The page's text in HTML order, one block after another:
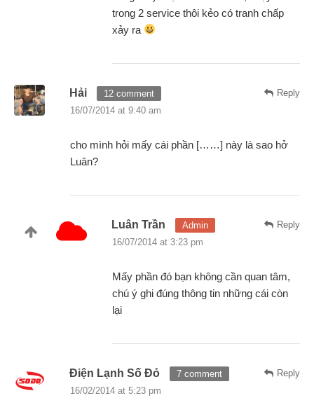
trong 2 service thôi kẻo có tranh chấp
xảy ra
Reply
Hải
12 comment
16/07/2014 at 9:40 am
cho mình hỏi mấy cái phần [……] này là sao hở
Luân?
Reply
Luân Trần
Admin
16/07/2014 at 3:23 pm
Mấy phần đó bạn không cần quan tâm,
chú ý ghi đúng thông tin những cái còn
lại
Reply
Điện Lạnh Số Đỏ
7 comment
16/02/2014 at 5:23 pm